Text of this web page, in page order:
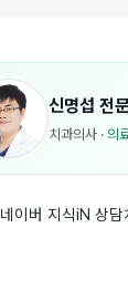
신명섭 전
치과의사 · 의
이버 지식iN 상